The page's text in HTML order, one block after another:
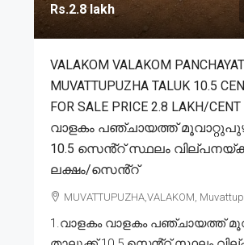
Rs.2.8 lakh
VALAKOM VALAKOM
MUVATTUPUZHA TALUK 10.5
FOR SALE PRICE 2.8 LAKH/
വാളകം പഞ്ചായത്ത്
10.5 സെൻ്റ് സ്ഥലം വില്പനയ്ക്ക്
ലക്ഷം/സെൻ്റ്
MUVATTUPUZHA,VALAKOM,
1.വാളകം വാളകം പഞ്ചായത്ത്